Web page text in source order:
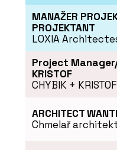
MANAŽER
PROJEKTANT
LOXIA
Project
KRISTOF
CHYBIK +
ARCHITECT
Chmelař